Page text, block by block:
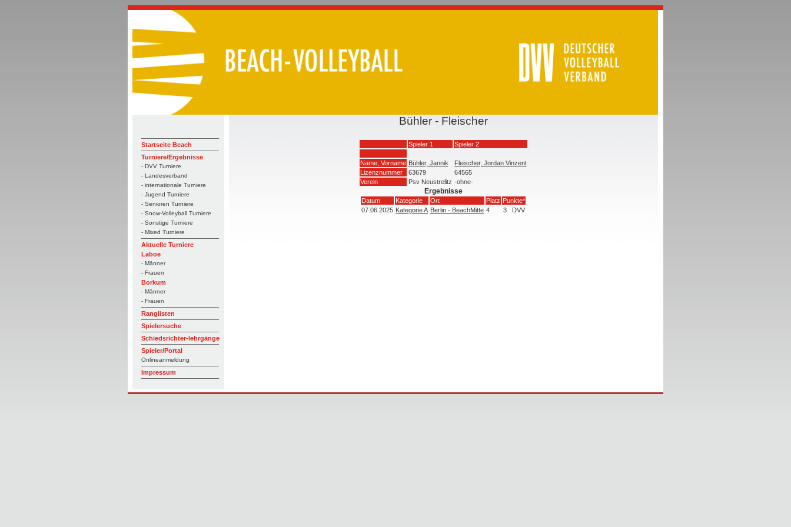
Startseite Beach
Turniere/Ergebnisse
- DVV Turniere
- Landesverband
- internationale Turniere
- Jugend Turniere
- Senioren Turniere
- Snow-Volleyball Turniere
- Sonstige Turniere
- Mixed Turniere
Aktuelle Turniere
Laboe
- Männer
- Frauen
Borkum
- Männer
- Frauen
Ranglisten
Spielersuche
Schiedsrichter-lehrgänge
Spieler/Portal
Onlineanmeldung
Impressum
Bühler - Fleischer
Spieler 1 Spieler 2
Name, Vorname Bühler, Jannik
Fleischer, Jordan Vinzent
Lizenznummer
63679
64565
Verein
Psv Neustrelitz -ohne-
Ergebnisse
Datum Kategorie Ort Platz Punkte*
07.06.2025 Kategorie A Berlin - BeachMitte 4 3 DVV